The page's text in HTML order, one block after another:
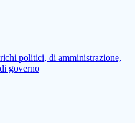
politici, di amministrazione,
governo